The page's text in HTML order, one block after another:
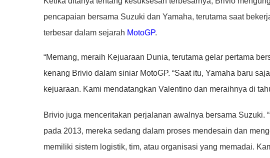
pencapaian bersama Suzuki dan Yamaha, terutama saat
terbesar dalam sejarah MotoGP.
“Memang, meraih Kejuaraan Dunia, terutama gelar pertama
kenang Brivio dalam siniar MotoGP. “Saat itu, Yamaha baru
kejuaraan. Kami mendatangkan Valentino dan meraihnya di
Brivio juga menceritakan perjalanan awalnya bersama Suzuki.
pada 2013, mereka sedang dalam proses mendesain dan
memiliki sistem logistik, tim, atau organisasi yang memadai.